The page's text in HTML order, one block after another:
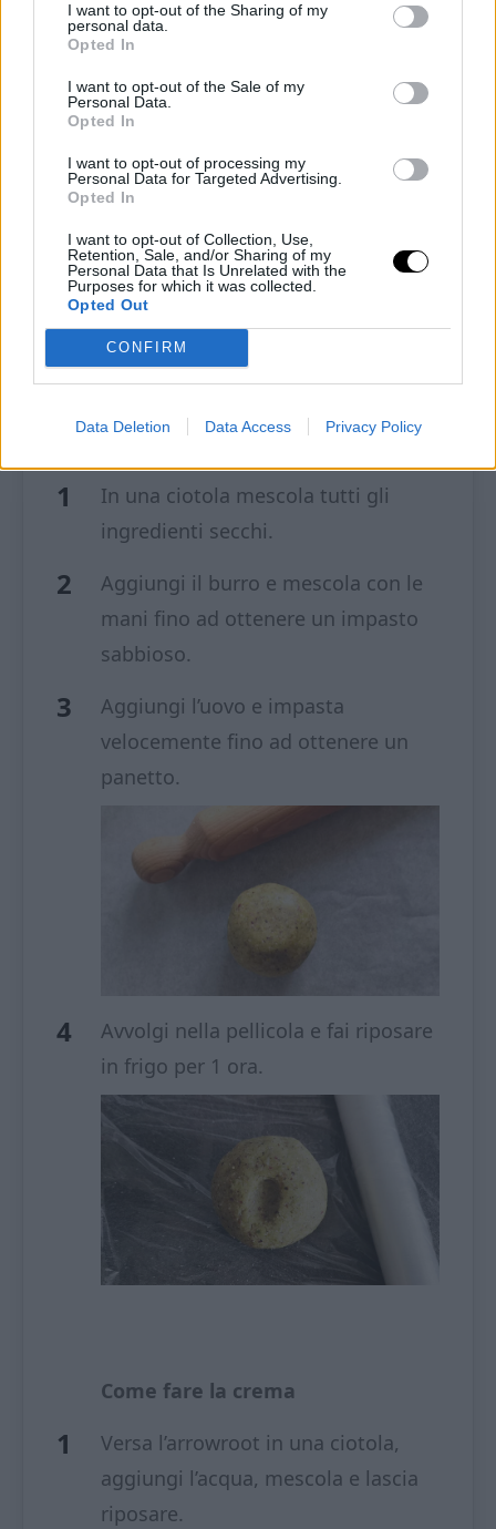
I want to opt-out of the Sharing of my
personal data.
Opted In
I want to opt-out of the Sale of my
Personal Data.
Opted In
I want to opt-out of processing my
Personal Data for Targeted Advertising.
Opted In
I want to opt-out of Collection, Use,
Retention, Sale, and/or Sharing of my
Personal Data that Is Unrelated with the
Purposes for which it was collected.
Opted Out
CONFIRM
Data Deletion Data Access Privacy Policy
1 cucchiaio colmo di eritritolo (
clicca
qui )
1 cucchiaino di vaniglia
5 g di arrowroot (
+ 5 ml di acqua
Per il bordo croccante
50 g di cioccolato fondente all’85%
Granella di pistacchio q.b.
Come fare la frolla
In una ciotola mescola tutti gli
ingredienti secchi.
Aggiungi il burro e mescola con le
mani fino ad ottenere un impasto
sabbioso.
Aggiungi l’uovo e impasta
velocemente fino ad ottenere un
panetto.
Avvolgi nella pellicola e fai riposare
in frigo per 1 ora.
Come fare la crema
Versa l’arrowroot in una ciotola,
aggiungi l’acqua, mescola e lascia
riposare.